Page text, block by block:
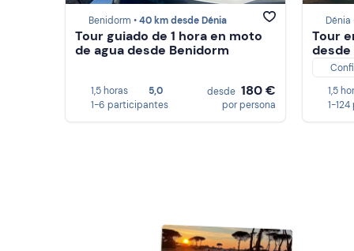
Benidorm •40 km desde Dénia
Tour guiado de 1 hora en moto
de agua desde Benidorm
1,5 horas
5,0
1-6 participantes
desde 180 €
por persona
Dénia
Tour
desde
1,5
1-